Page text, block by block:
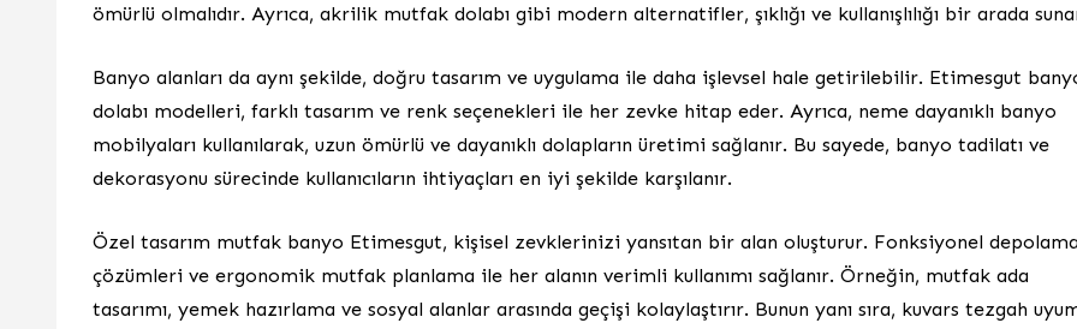
ömürlü olmalıdır. Ayrıca, akrilik mutfak dolabı gibi modern alternatifler, şıklığı ve kullanışlılığı bir arada
Banyo alanları da aynı şekilde, doğru tasarım ve uygulama ile daha işlevsel hale getirilebilir. Etimesgut
dolabı modelleri, farklı tasarım ve renk seçenekleri ile her zevke hitap eder. Ayrıca, neme dayanıklı banyo
mobilyaları kullanılarak, uzun ömürlü ve dayanıklı dolapların üretimi sağlanır. Bu sayede, banyo tadilatı ve
dekorasyonu sürecinde kullanıcıların ihtiyaçları en iyi şekilde karşılanır.
Özel tasarım mutfak banyo Etimesgut, kişisel zevklerinizi yansıtan bir alan oluşturur. Fonksiyonel
çözümleri ve ergonomik mutfak planlama ile her alanın verimli kullanımı sağlanır. Örneğin, mutfak ada
tasarımı, yemek hazırlama ve sosyal alanlar arasında geçişi kolaylaştırır. Bunun yanı sıra, kuvars tezgah